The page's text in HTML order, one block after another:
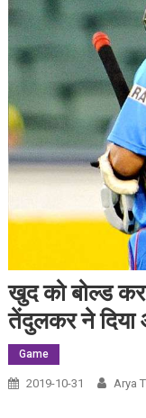
खुद को बोल्ड
तेंदुलकर ने दिया
Game
2019-10-31 Arya